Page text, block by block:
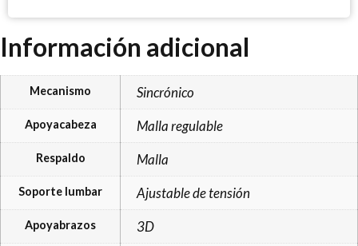
Información adicional
Mecanismo Sincrónico
Apoyacabeza Malla regulable
Respaldo Malla
Soporte lumbar Ajustable de tensión
Apoyabrazos 3D